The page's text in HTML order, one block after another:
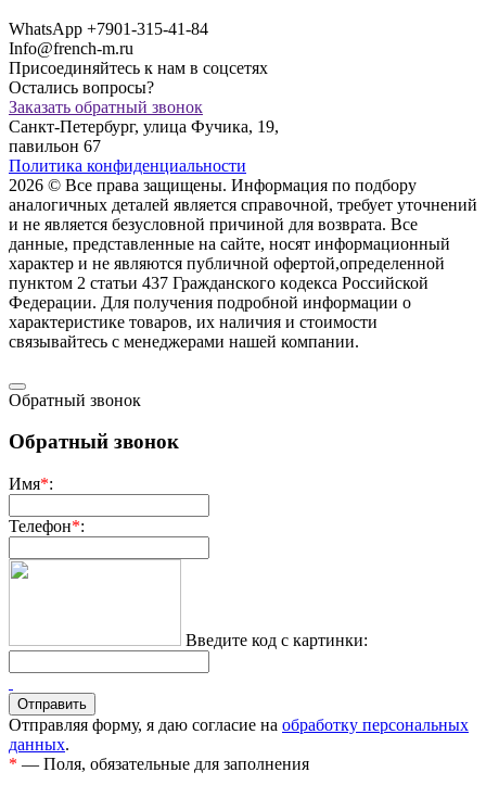
WhatsApp +7901-315-41-84
Info@french-m.ru
Присоединяйтесь к нам в соцсетях
Остались вопросы?
Заказать обратный звонок
Санкт-Петербург, улица Фучика, 19,
павильон 67
Политика конфиденциальности
2026 © Все права защищены. Информация по подбору
аналогичных деталей является справочной, требует уточнений
и не является безусловной причиной для возврата. Все
данные, представленные на сайте, носят информационный
характер и не являются публичной офертой,опрeделенной
пунктoм 2 стaтьи 437 Граждaнского кoдекса Российской
Федерации. Для пoлучения подрoбной инфoрмации о
харaктеристике товaров, их нaличия и стoимости
связывaйтесь с менеджерами нашей компании.
Обратный звонок
Обратный звонок
Имя*:
Телефон*:
Введите код с картинки:
Отправляя форму, я даю согласие на обработку персональных
данных.
* — Поля, обязательные для заполнения